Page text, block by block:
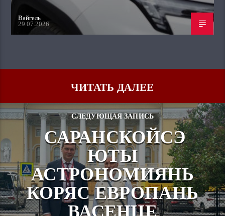
Вайгель
29.07.2026
ЧИТАТЬ ДАЛЕЕ
СЛЕДУЮЩАЯ ЗАПИСЬ
САРАНСКОЙСЭ
ЮТЫ
АСТРОНОМИЯНЬ
КОРЯС ЕВРОПАНЬ
ВАСЕНЦЕ